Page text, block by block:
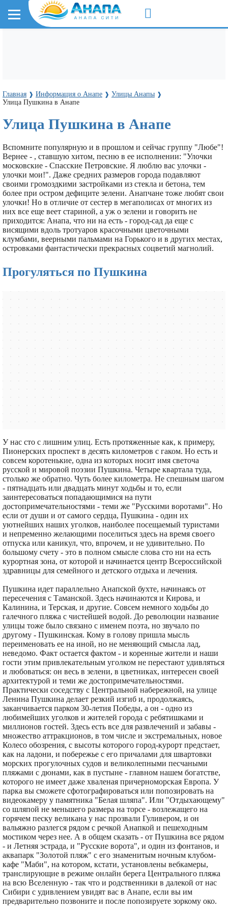
Главная ❱ Информация о Анапе ❱ Улицы Анапы ❱
Улица Пушкина в Анапе
Улица Пушкина в Анапе
Вспомните популярную и в прошлом и сейчас группу "Любе"!
Вернее - , ставшую хитом, песню в ее исполнении: "Улочки
московские - Спасские Петровские. Я люблю вас улочки -
улочки мои!". Даже средних размеров города подавляют
своими громоздкими застройками из стекла и бетона, тем
более при остром дефиците зелени. Анапчане тоже любят свои
улочки! Но в отличие от сестер в мегаполисах от многих из
них все еще веет стариной, а уж о зелени и говорить не
приходится: Анапа, что ни на есть - город-сад да еще с
висящими вдоль тротуаров красочными цветочными
клумбами, веерными пальмами на Горького и в других местах,
островками фантастически прекрасных соцветий магнолий.
Прогуляться по Пушкина
У нас сто с лишним улиц. Есть протяженные как, к примеру,
Пионерских проспект в десять километров с гаком. Но есть и
совсем коротенькие, одна из которых носит имя светоча
русской и мировой поэзии Пушкина. Четыре квартала туда,
столько же обратно. Чуть более километра. Не спешным шагом
- пятнадцать или двадцать минут ходьбы и то, если
заинтересоваться попадающимися на пути
достопримечательностями - теми же "Русскими воротами". Но
если от души и от самого сердца, Пушкина - один их
уютнейших наших уголков, наиболее посещаемый туристами
и непременно желающими поселиться здесь на время своего
отпуска или каникул, что, впрочем, и не удивительно. По
большому счету - это в полном смысле слова сто ни на есть
курортная зона, от которой и начинается центр Всероссийской
здравницы для семейного и детского отдыха и лечения.
Пушкина идет параллельно Анапской бухте, начинаясь от
пересечения с Таманской. Здесь начинаются и Кирова, и
Калинина, и Терская, и другие. Совсем немного ходьбы до
галечного пляжа с чистейшей водой. До революции название
улицы тоже было связано с именем поэта, но звучало по
другому - Пушкинская. Кому в голову пришла мысль
переименовать ее на иной, но не меняющий смысла лад,
неведомо. Факт остается фактом - и коренные жители и наши
гости этим привлекательным уголком не перестают удивляться
и любоваться: он весь в зелени, в цветниках, интересен своей
архитектурой и теми же достопримечательностями.
Практически соседству с Центральной набережной, на улице
Ленина Пушкина делает резкий изгиб и, продолжаясь,
заканчивается парком 30-летия Победы, а он - одно из
любимейших уголков и жителей города с ребятишками и
миллионов гостей. Здесь есть все для развлечений и забавы -
множество аттракционов, в том числе и экстремальных, новое
Колесо обозрения, с высоты которого город-курорт предстает,
как на ладони, и побережье с его причалами для швартовки
морских прогулочных судов и великолепными песчаными
пляжами с дюнами, как в пустыне - главном нашем богатстве,
которого не имеет даже хваленая причерноморская Европа. У
парка вы сможете сфотографироваться или попозировать на
видеокамеру у памятника "Белая шляпа". Или "Отдыхающему"
со шляпой не меньшего размера на торсе - возлежащего на
горячем песку великана у нас прозвали Гуливером, и он
вальяжно разлегся рядом с речкой Анапкой и пешеходным
мостиком через нее. А в общем сказать - от Пушкина все рядом
- и Летняя эстрада, и "Русские ворота", и один из фонтанов, и
аквапарк "Золотой пляж" с его знаменитым ночным клубом-
кафе "Маби", на котором, кстати, установлены вебкамеры,
транслирующие в режиме онлайн берега Центрального пляжа
на всю Вселенную - так что и родственники в далекой от нас
Сибири с удивлением увидят вас в Анапе, если вы им
предварительно позвоните и после попозируете зоркому око.